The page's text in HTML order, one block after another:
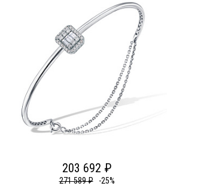
203 692 ₽
271 589 ₽ -25%